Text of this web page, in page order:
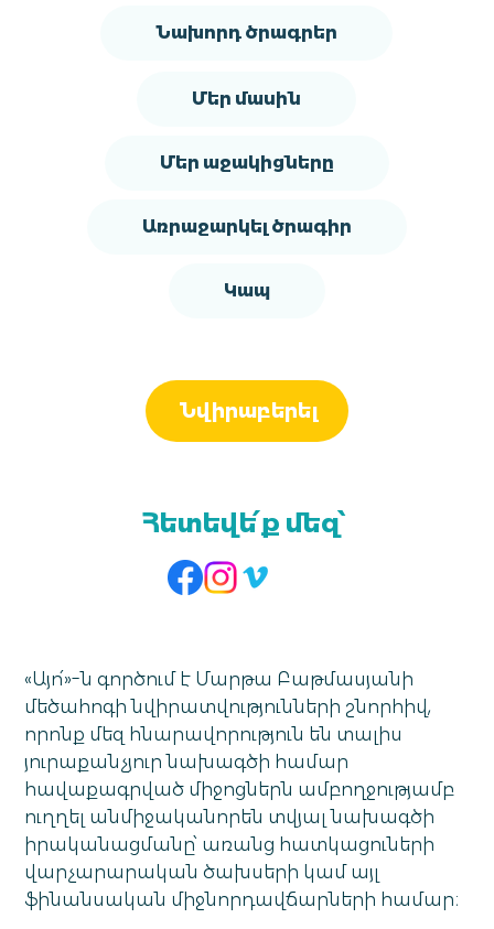
«Այո՛»-ն գործում է Մարթա Բաթմասյանի
մեծահոգի նվիրատվությունների շնորհիվ,
որոնք մեզ հնարավորություն են տալիս
յուրաքանչյուր նախագծի համար
հավաքագրված միջոցներն ամբողջությամբ
ուղղել անմիջականորեն տվյալ նախագծի
իրականացմանը՝ առանց հատկացուների
վարչարարական ծախսերի կամ այլ
ֆինանսական միջնորդավճարների համար։
Հետեվե՛ք մեզ՝
Նվիրաբերել
Կապ
Առրաջարկել ծրագիր
Մեր աջակիցները
Մեր մասին
Նախորդ ծրագրեր